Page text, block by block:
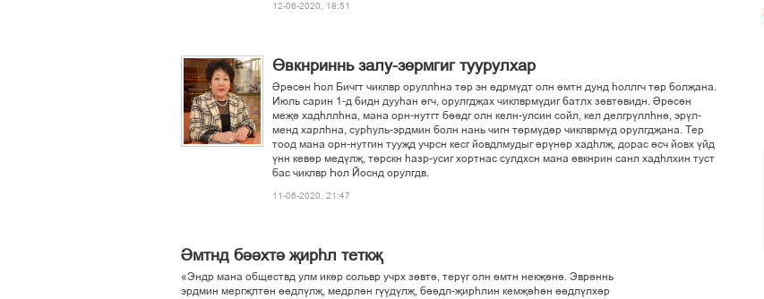
12-06-2020, 18:51
Ґвкнриннь залу-зґрмгиг туурулхар
Ірісін Єол Бичгт чиклвр оруллєна тґр эн ґдрмўдт олн імтн дунд єоллгч тґр болљана.
Июль сарин 1-д бидн дууєан ґгч, орулгдљах чиклврмўдиг батлх зґвтівидн. Ірісін
мељі хадєллєна, мана орн-нутгт біідг олн келн-улсин сойл, кел делгрўллєні, эрўл-
менд харлєна, сурєуль-эрдмин болн нань чигн тґрмўдір чиклврмўд орулгдљана. Тер
тоод мана орн-нутгин тууљд учрсн кесг йовдлмудыг ірўнір хадєлљ, дорас ґсч йовх ўйд
ўнн кевір медўлљ, тґрскн єазр-усиг хортнас сулдхсн мана ґвкнрин санл хадєлхин туст
бас чиклвр Єол Йоснд орулгдв.
11-06-2020, 21:47
Імтнд бііхті љирєл теткљ
«Эндр мана обществд улм икір сольвр учрх зґвті, терўг олн імтн некљіні. Эвріннь
эрдмин мергљлтін ґґдлўлљ, медрлін гўўдўлљ, біідл-љирєлин кемљієін ґґдлўлхір